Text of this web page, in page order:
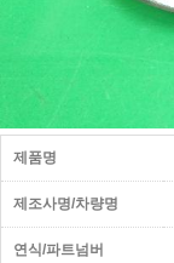
제품명
제조사명/차량명
연식/파트넘버